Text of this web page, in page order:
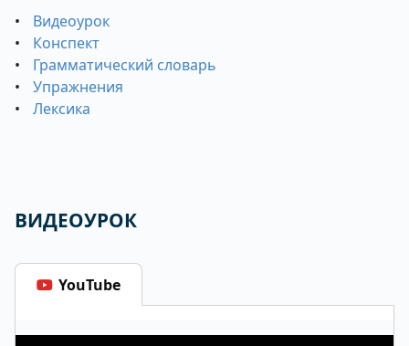
Видеоурок
Конспект
Грамматический словарь
Упражнения
Лексика
ВИДЕОУРОК
YouTube